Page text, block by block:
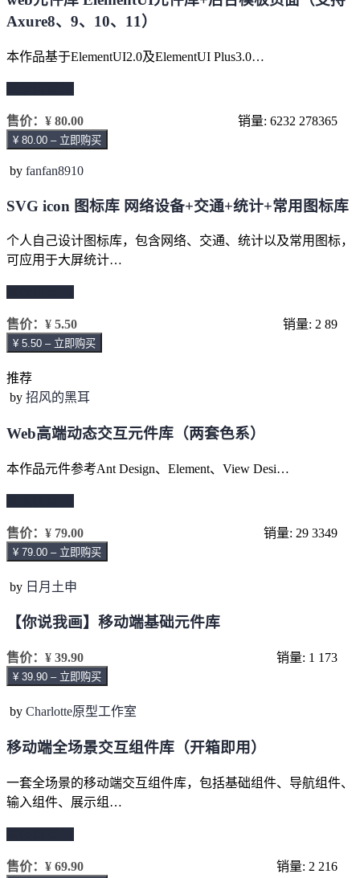
Axure8、9、10、11）
本作品基于ElementUI2.0及ElementUI Plus3.0…
售价： ¥ 80.00 销量: 6232 278365
¥ 80.00 – 立即购买
by fanfan8910
SVG icon 图标库 网络设备+交通+统计+常用图标库
个人自己设计图标库，包含网络、交通、统计以及常用图标，
可应用于大屏统计…
售价： ¥ 5.50 销量: 2 89
¥ 5.50 – 立即购买
推荐
by 招风的黑耳
Web高端动态交互元件库（两套色系）
本作品元件参考Ant Design、Element、View Desi…
售价： ¥ 79.00 销量: 29 3349
¥ 79.00 – 立即购买
by 日月土申
【你说我画】移动端基础元件库
售价： ¥ 39.90 销量: 1 173
¥ 39.90 – 立即购买
by Charlotte原型工作室
移动端全场景交互组件库（开箱即用）
一套全场景的移动端交互组件库，包括基础组件、导航组件、
输入组件、展示组…
售价： ¥ 69.90 销量: 2 216